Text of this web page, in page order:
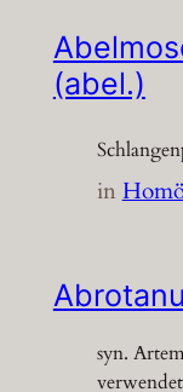
(abel.)
in
syn.